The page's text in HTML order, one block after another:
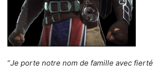
“Je porte notre nom de famille avec fierté